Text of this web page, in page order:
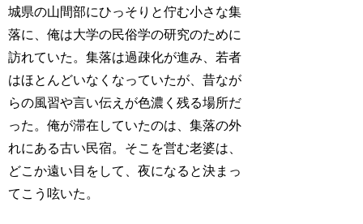
城県の山間部にひっそりと佇む小さな集
落に、俺は大学の民俗学の研究のために
訪れていた。集落は過疎化が進み、若者
はほとんどいなくなっていたが、昔なが
らの風習や言い伝えが色濃く残る場所だ
った。俺が滞在していたのは、集落の外
れにある古い民宿。そこを営む老婆は、
どこか遠い目をして、夜になると決まっ
てこう呟いた。